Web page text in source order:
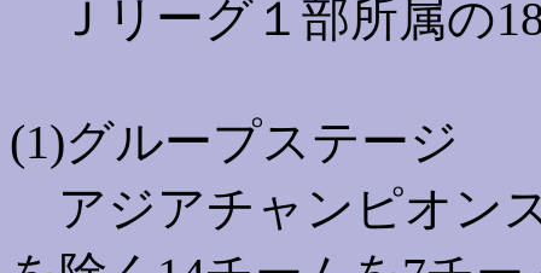
Ｊリーグ１部所属の
(1)グループステージ
アジアチャンピオン